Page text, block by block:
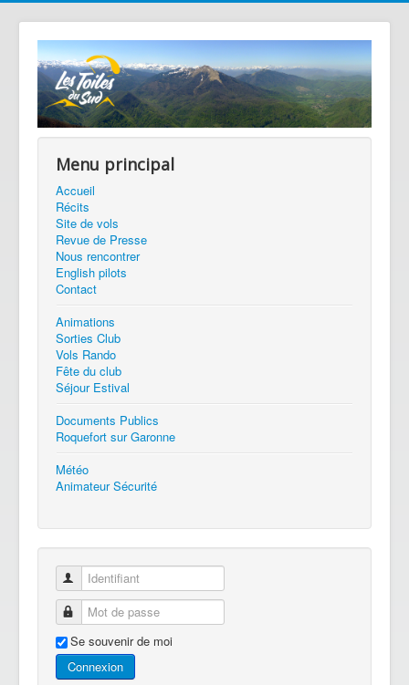
Menu principal
Accueil
Récits
Site de vols
Revue de Presse
Nous rencontrer
English pilots
Contact
Animations
Sorties Club
Vols Rando
Fête du club
Séjour Estival
Documents Publics
Roquefort sur Garonne
Météo
Animateur Sécurité
Identifiant
Mot de passe
Se souvenir de moi
Connexion